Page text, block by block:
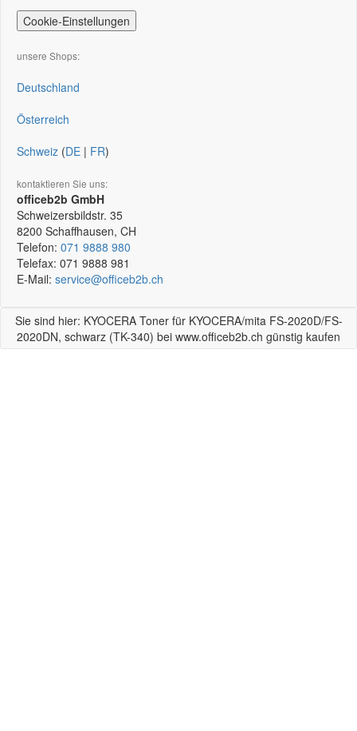
Cookie-Einstellungen
unsere Shops:
Deutschland
Österreich
Schweiz (DE | FR)
kontaktieren Sie uns:
officeb2b GmbH
Schweizersbildstr. 35
8200 Schaffhausen, CH
Telefon: 071 9888 980
Telefax: 071 9888 981
E-Mail: service@officeb2b.ch
Sie sind hier: KYOCERA Toner für KYOCERA/mita FS-2020D/FS-
2020DN, schwarz (TK-340) bei www.officeb2b.ch günstig kaufen